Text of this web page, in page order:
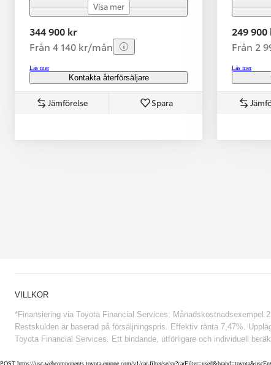
Visa mer
344 900 kr
Från 4 140 kr/mån
Läs mer
Kontakta återförsäljare
Jämförelse Spara
249 900
Från 2
Läs mer
VILLKOR
*Finansiering via Toyota Financial Services: Månadskostnadsexempel
Restskulden är baserad på försäljningspris. Effektiv ränta 7,47%.
Toyota Financial Services. Ett bindande, utförligare och individuell
POST https://usc-webcomponents.toyota-europe.com/v1/car-filter/se/